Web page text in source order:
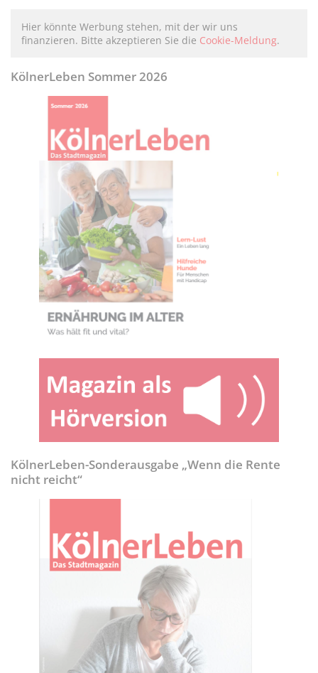
Hier könnte Werbung stehen, mit der wir uns
finanzieren. Bitte akzeptieren Sie die Cookie-Meldung.
KölnerLeben Sommer 2026
KölnerLeben-Sonderausgabe „Wenn die Rente
nicht reicht“